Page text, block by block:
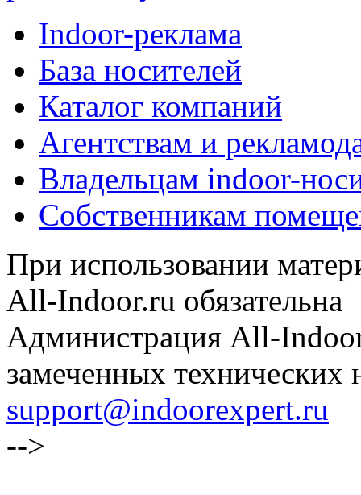
Indoor-реклама
База носителей
Каталог компаний
Агентствам и
Владельцам indoor-
Собственникам
При использовании
All-Indoor.ru обязательна
Администрация All-
замеченных технических
support@indoorexpert.ru
-->